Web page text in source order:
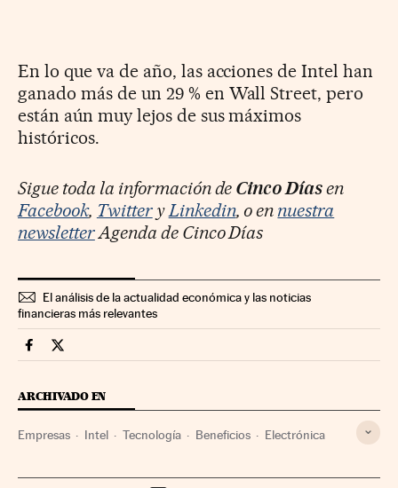
En lo que va de año, las acciones de Intel han
ganado más de un 29 % en Wall Street, pero
están aún muy lejos de sus máximos
históricos.
Sigue toda la información de Cinco Díasen
Facebook, TwitteryLinkedin, o ennuestra
newsletterAgenda de Cinco Días
El análisis de la actualidad económica y las noticias
financieras más relevantes
Companias Cinco Días en Facebook
Companias Cinco Días en Twitter
ARCHIVADO EN
Empresas Intel Tecnología Beneficios Electrónica